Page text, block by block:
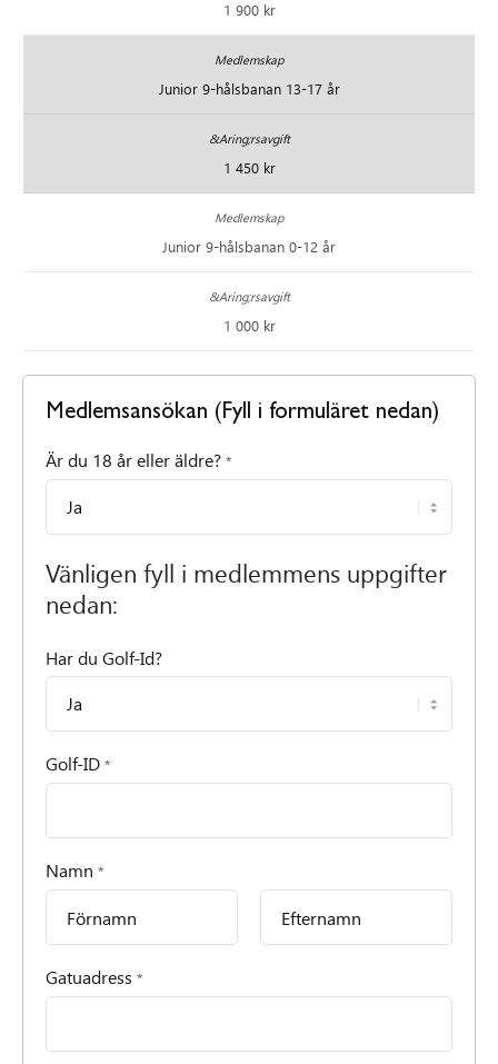
1 900 kr
Junior 9-hålsbanan 13-17 år
1 450 kr
Junior 9-hålsbanan 0-12 år
1 000 kr
Medlemsansökan (Fyll i formuläret nedan)
Är du 18 år eller äldre? *
Vänligen fyll i medlemmens uppgifter
nedan:
Har du Golf-Id?
Golf-ID *
Namn *
Gatuadress *